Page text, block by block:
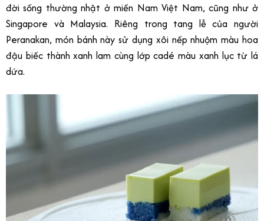
đời sống thường nhật ở miền Nam Việt Nam, cũng như ở
Singapore và Malaysia. Riêng trong tang lễ của người
Peranakan, món bánh này sử dụng xôi nếp nhuộm màu hoa
đậu biếc thành xanh lam cùng lớp cadé màu xanh lục từ lá
dứa.